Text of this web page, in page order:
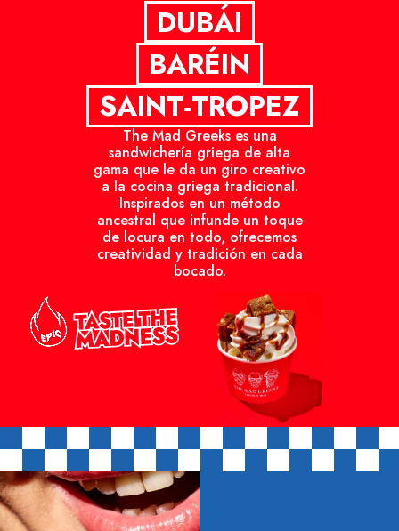
DUBÁI
BARÉIN
SAINT-TROPEZ
The Mad Greeks es una
sandwichería griega de alta
gama que le da un giro creativo
a la cocina griega tradicional.
Inspirados en un método
ancestral que infunde un toque
de locura en todo, ofrecemos
creatividad y tradición en cada
bocado.